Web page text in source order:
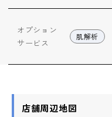
オプション
サービス
肌解析
店舗周辺地図